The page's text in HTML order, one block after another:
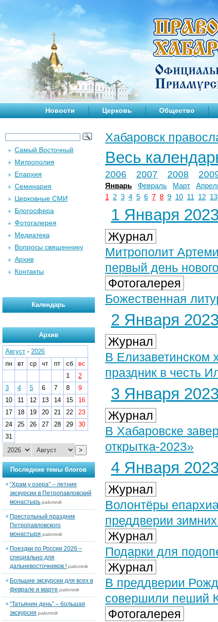
Новости Церковь Общество
Хабаровск
Весь
2006 2007 2008
Январь Февраль Март
1
2 3 4 5 6 7 8 9 10 11 12 13
1 Января
Журнал
Митрополит
первый день
Фотогалерея
Божественная
2 Января 2023
Журнал
В Елизаветинском
праздник в честь
3 Января 2023
Журнал
В Хабаровске
открытка-2023»
4 Января 2023
Журнал
Волонтёры
преддверии
Журнал
Подарки для
Журнал
В преддверии
совершили пеший
Фотогалерея
Самый Восточный
Митрополия
Епархия
Семинария
Церковные СМИ
Блогосфера
Фотогалерея
Медиатека
Вопросы священнику
Архив
Контакты
Календарь
Архив
Август - 2026
пн
вт ср чт пт сб
вс
1
2
3
4 5 6 7 8
9
10
11 12 13 14 15
16
17
18 19 20 21 22
23
24
25 26 27 28 29
30
31
>
Последние темы блогов
“Храм у озера” – летние
экскурсии в Петропавловский
монастырь palomnik
Престольный праздник
Петропавловского
монастыря palomnik
Поездки по России 2026 –
специально для
дальневосточников ! palomnik
Большие экскурсии для всех в
феврале и марте palomnik
“Татьянин день” – большая
экскурсия palomnik